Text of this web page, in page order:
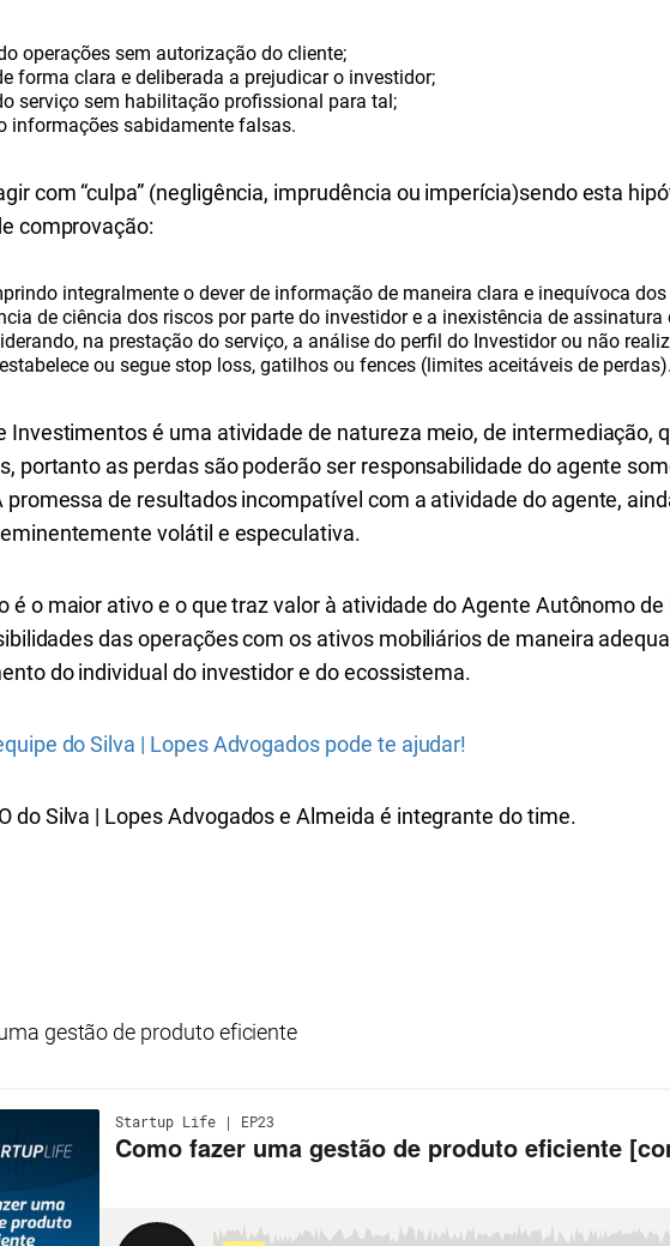
operações sem autorização do cliente;
forma clara e deliberada a prejudicar o investidor;
serviço sem habilitação profissional para tal;
informações sabidamente falsas.
com “culpa” (negligência, imprudência ou imperícia)sendo esta
comprovação:
integralmente o dever de informação de maneira clara e inequívoca
de ciência dos riscos por parte do investidor e a inexistência de
na prestação do serviço, a análise do perfil do Investidor ou não
ou segue stop loss, gatilhos ou fences (limites aceitáveis de perdas).
Investimentos é uma atividade de natureza meio, de intermediação,
portanto as perdas são poderão ser responsabilidade do agente
promessa de resultados incompatível com a atividade do agente,
volátil e especulativa.
é o maior ativo e o que traz valor à atividade do Agente Autônomo
das operações com os ativos mobiliários de maneira
do individual do investidor e do ecossistema.
do Silva | Lopes Advogados pode te ajudar!
do Silva | Lopes Advogados e Almeida é integrante do time.
gestão de produto eficiente